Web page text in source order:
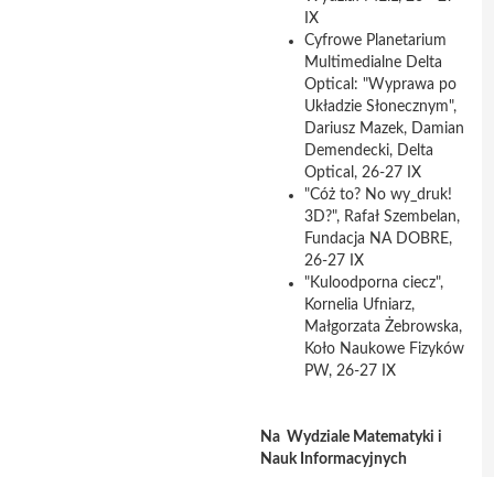
IX
Cyfrowe Planetarium
Multimedialne Delta
Optical: "Wyprawa po
Układzie Słonecznym",
Dariusz Mazek, Damian
Demendecki, Delta
Optical, 26-27 IX
"Cóż to? No wy_druk!
3D?", Rafał Szembelan,
Fundacja NA DOBRE,
26-27 IX
"Kuloodporna ciecz",
Kornelia Ufniarz,
Małgorzata Żebrowska,
Koło Naukowe Fizyków
PW, 26-27 IX
Na Wydziale Matematyki i
Nauk Informacyjnych